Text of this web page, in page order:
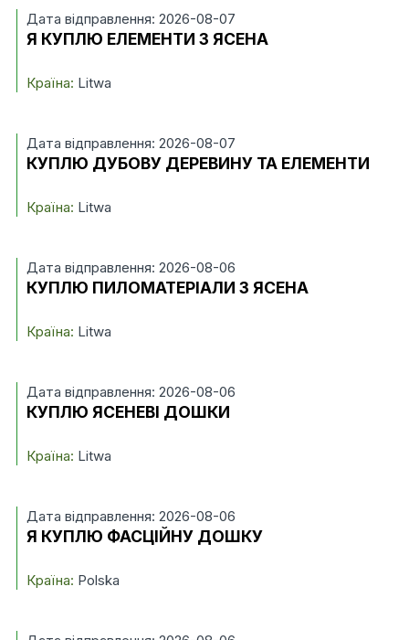
Дата відправлення: 2026-08-07
Я КУПЛЮ ЕЛЕМЕНТИ З ЯСЕНА
Країна: Litwa
Дата відправлення: 2026-08-07
КУПЛЮ ДУБОВУ ДЕРЕВИНУ ТА ЕЛЕМЕНТИ
Країна: Litwa
Дата відправлення: 2026-08-06
КУПЛЮ ПИЛОМАТЕРІАЛИ З ЯСЕНА
Країна: Litwa
Дата відправлення: 2026-08-06
КУПЛЮ ЯСЕНЕВІ ДОШКИ
Країна: Litwa
Дата відправлення: 2026-08-06
Я КУПЛЮ ФАСЦІЙНУ ДОШКУ
Країна: Polska